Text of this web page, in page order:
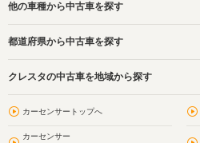
他の車種から中古車を探す
都道府県から中古車を探す
クレスタの中古車を地域から探す
カーセンサートップへ
カーセンサー